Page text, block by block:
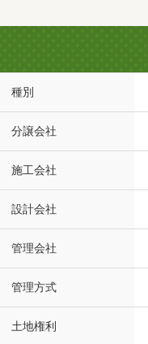
種別
分譲会社
施工会社
設計会社
管理会社
管理方式
土地権利